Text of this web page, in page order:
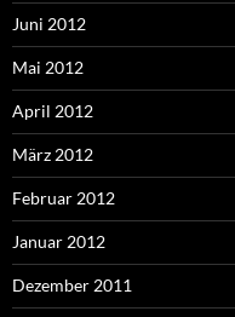
Juni 2012
Mai 2012
April 2012
März 2012
Februar 2012
Januar 2012
Dezember 2011